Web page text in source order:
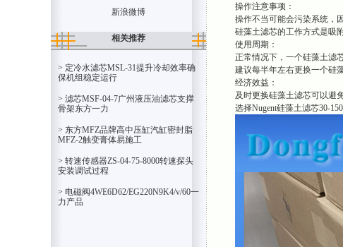
新浪微博
相关推荐
> 定冷水滤芯MSL-31提升冷却效率确
保机组稳定运行
> 滤芯MSF-04-7广州液压油滤芯支撑
骨架东方一力
> 东方MFZ品牌高中压缸汽缸密封脂
MFZ-2触变膏体易施工
> 转速传感器ZS-04-75-8000转速探头
安装调试过程
> 电磁阀4WE6D62/EG220N9K4/v/60一
力产品
操作注意事项：
操作不当可能会污染系统，
硅藻土滤芯的工作方式是吸
使用周期：
正常情况下，一个硅藻土滤
建议每半年左右更换一个硅
经济效益：
及时更换硅藻土滤芯可以避
选择Nugent硅藻土滤芯30-